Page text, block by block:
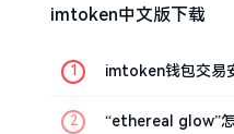
imtoken中文版下载
imtoken钱包交易
“ethereal glow”